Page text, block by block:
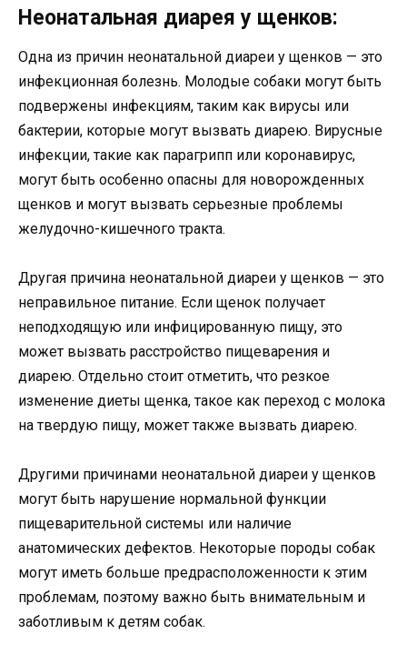
Неонатальная диарея у щенков:
Одна из причин неонатальной диареи у щенков — это
инфекционная болезнь. Молодые собаки могут быть
подвержены инфекциям, таким как вирусы или
бактерии, которые могут вызвать диарею. Вирусные
инфекции, такие как парагрипп или коронавирус,
могут быть особенно опасны для новорожденных
щенков и могут вызвать серьезные проблемы
желудочно-кишечного тракта.
Другая причина неонатальной диареи у щенков — это
неправильное питание. Если щенок получает
неподходящую или инфицированную пищу, это
может вызвать расстройство пищеварения и
диарею. Отдельно стоит отметить, что резкое
изменение диеты щенка, такое как переход с молока
на твердую пищу, может также вызвать диарею.
Другими причинами неонатальной диареи у щенков
могут быть нарушение нормальной функции
пищеварительной системы или наличие
анатомических дефектов. Некоторые породы собак
могут иметь больше предрасположенности к этим
проблемам, поэтому важно быть внимательным и
заботливым к детям собак.